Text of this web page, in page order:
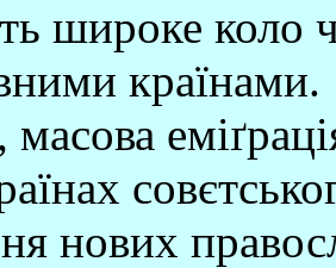
широке коло
країнами.
масова
нових